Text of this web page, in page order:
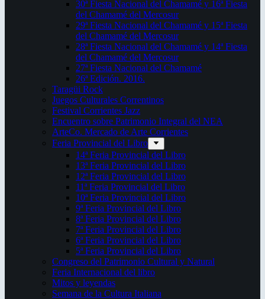
30ª Fiesta Nacional del Chamamé y 16ª Fiesta
del Chamamé del Mercosur
29ª Fiesta Nacional del Chamamé y 15ª Fiesta
del Chamamé del Mercosur
28ª Fiesta Nacional del Chamamé y 14ª Fiesta
del Chamamé del Mercosur
27ª Fiesta Nacional del Chamamé
26ª Edición. 2016.
Taragüi Rock
Juegos Culturales Correntinos
Festival Corrientes Jazz
Encuentro sobre Patrimonio Integral del NEA
ArteCo. Mercado de Arte Corrientes
Feria Provincial del Libro
14ª Feria Provincial del Libro
13ª Feria Provincial del Libro
12ª Feria Provincial del Libro
11ª Feria Provincial del Libro
10ª Feria Provincial del Libro
9ª Feria Provincial del Libro
8ª Feria Provincial del Libro
7ª Feria Provincial del Libro
6ª Feria Provincial del Libro
5ª Feria Provincial del Libro
Congreso del Patrimonio Cultural y Natural
Feria Internacional del libro
Mitos y leyendas
Semana de la Cultura Italiana